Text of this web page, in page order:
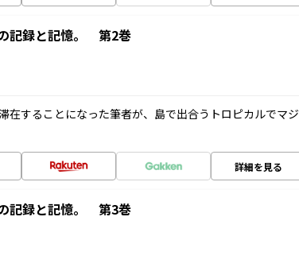
記録と記憶。 第2巻
在することになった筆者が、島で出合うトロピカルでマジ
詳細を見る
記録と記憶。 第3巻